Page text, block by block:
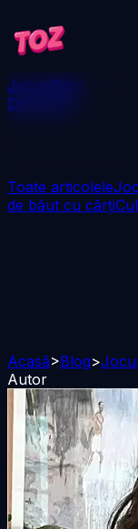
JocuriBlog
Descarcă
Toate articolele
de băut cu cărți
Acasă>Blog>
Autor